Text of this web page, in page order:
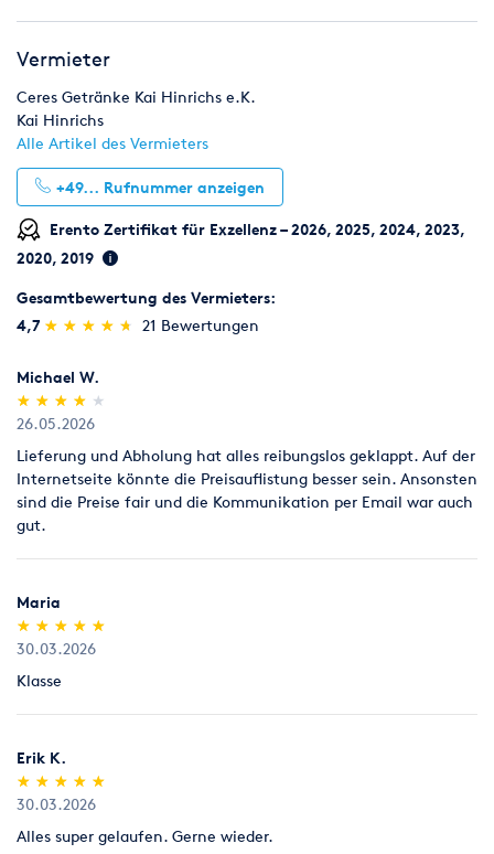
Vermieter
Ceres Getränke Kai Hinrichs e.K.
Kai Hinrichs
Alle Artikel des Vermieters
+49... Rufnummer anzeigen
Erento Zertifikat für Exzellenz – 2026, 2025, 2024, 2023,
2020, 2019
Gesamtbewertung des Vermieters:
4,7 (*)
★
★
(*) ★
★
(*) ★
★
(*) ★
★
(*) ★
★ 21 Bewertungen
Michael W.
(*)
★
★
(*) ★
★
(*) ★
★
(*) ★
★
( ) ★
★
26.05.2026
Lieferung und Abholung hat alles reibungslos geklappt. Auf der
Internetseite könnte die Preisauflistung besser sein. Ansonsten
sind die Preise fair und die Kommunikation per Email war auch
gut.
Maria
(*)
★
★
(*) ★
★
(*) ★
★
(*) ★
★
(*) ★
★
30.03.2026
Klasse
Erik K.
(*)
★
★
(*) ★
★
(*) ★
★
(*) ★
★
(*) ★
★
30.03.2026
Alles super gelaufen. Gerne wieder.